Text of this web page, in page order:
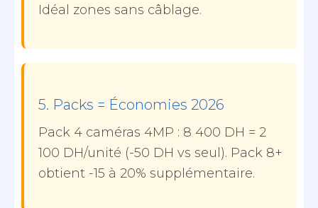
Idéal zones sans câblage.
5. Packs = Économies 2026
Pack 4 caméras 4MP : 8 400 DH = 2
100 DH/unité (-50 DH vs seul). Pack 8+
obtient -15 à 20% supplémentaire.